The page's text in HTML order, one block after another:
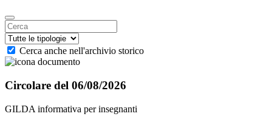
Cerca anche nell'archivio storico
Circolare del 06/08/2026
GILDA informativa per insegnanti